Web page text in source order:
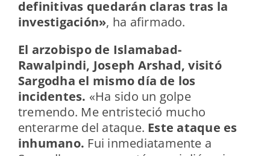
definitivas quedarán claras tras la
investigación», ha afirmado.
El arzobispo de Islamabad-
Rawalpindi, Joseph Arshad, visitó
Sargodha el mismo día de los
incidentes. «Ha sido un golpe
tremendo. Me entristeció mucho
enterarme del ataque. Este ataque es
inhumano. Fui inmediatamente a